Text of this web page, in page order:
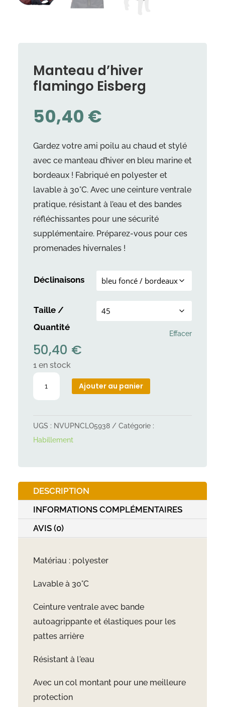
Manteau d’hiver
flamingo Eisberg
50,40 €
Gardez votre ami poilu au chaud et stylé
avec ce manteau d’hiver en bleu marine et
bordeaux ! Fabriqué en polyester et
lavable à 30°C. Avec une ceinture ventrale
pratique, résistant à l’eau et des bandes
réfléchissantes pour une sécurité
supplémentaire. Préparez-vous pour ces
promenades hivernales !
Déclinaisons
Taille /
Quantité
Effacer
50,40 €
1 en stock
quantité
d'hiver
flamingo
Ajouter au panier
UGS : NVUPNCLO5938
Catégorie :
Habillement
DESCRIPTION
INFORMATIONS COMPLÉMENTAIRES
AVIS (0)
Matériau : polyester
Lavable à 30°C
Ceinture ventrale avec bande
autoagrippante et élastiques pour les
pattes arrière
Résistant à l'eau
Avec un col montant pour une meilleure
protection